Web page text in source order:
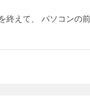
終えて、 パソコンの前